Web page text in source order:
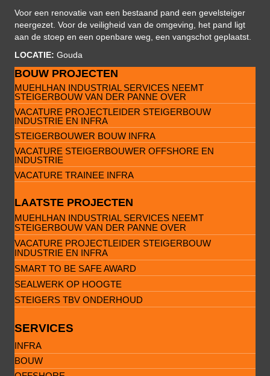
Voor een renovatie van een bestaand pand een gevelsteiger
neergezet. Voor de veiligheid van de omgeving, het pand ligt
aan de stoep en een openbare weg, een vangschot geplaatst.
LOCATIE: Gouda
BOUW PROJECTEN
MUEHLHAN INDUSTRIAL SERVICES NEEMT
STEIGERBOUW VAN DER PANNE OVER
VACATURE PROJECTLEIDER STEIGERBOUW
INDUSTRIE EN INFRA
STEIGERBOUWER BOUW INFRA
VACATURE STEIGERBOUWER OFFSHORE EN
INDUSTRIE
VACATURE TRAINEE INFRA
LAATSTE PROJECTEN
MUEHLHAN INDUSTRIAL SERVICES NEEMT
STEIGERBOUW VAN DER PANNE OVER
VACATURE PROJECTLEIDER STEIGERBOUW
INDUSTRIE EN INFRA
SMART TO BE SAFE AWARD
SEALWERK OP HOOGTE
STEIGERS TBV ONDERHOUD
SERVICES
INFRA
BOUW